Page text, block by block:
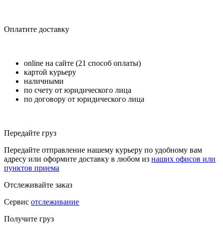
Оплатите доставку
online на сайте (21 способ оплаты)
картой курьеру
наличными
по счету от юридического лица
по договору от юридического лица
Передайте груз
Передайте отправление нашему курьеру по удобному вам
адресу или оформите доставку в любом из наших офисов или
пунктов приема
Отслеживайте заказ
Сервис отслеживание
Получите груз